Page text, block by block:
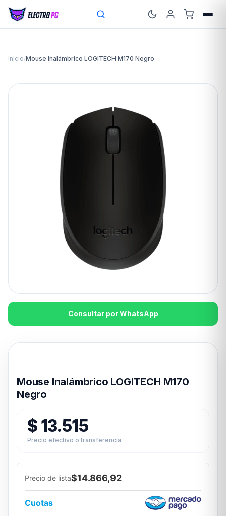
Inicio/Mouse Inalámbrico LOGITECH M170 Negro
Consultar por WhatsApp
Mouse Inalámbrico LOGITECH M170
Negro
$ 13.515
Precio efectivo o transferencia
Precio de lista$14.866,92
Cuotas